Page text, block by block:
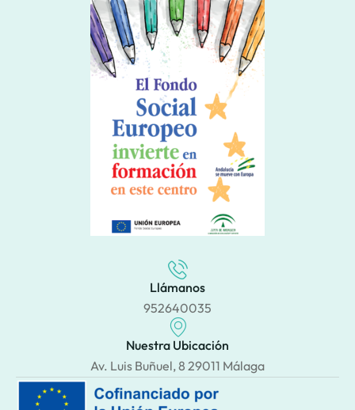
Llámanos
952640035
Nuestra Ubicación
Av. Luis Buñuel, 8 29011 Málaga